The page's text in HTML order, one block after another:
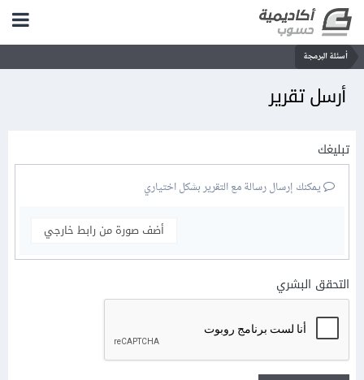
أسئلة البرمجة
أرسل تقرير
تبليغك
يمكنك إرسال رسالة مع التقرير بشكل اختياري
أضف صورة من رابط خارجي
التحقق البشري